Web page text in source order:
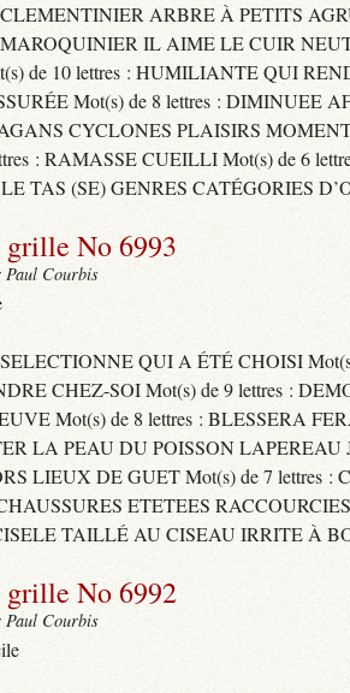
CLEMENTINIER ARBRE À PETITS
MAROQUINIER IL AIME LE CUIR
de 10 lettres : HUMILIANTE QUI
Mot(s) de 8 lettres : DIMINUEE
CYCLONES PLAISIRS
: RAMASSE CUEILLI Mot(s) de 6
TAS (SE) GENRES CATÉGORIES
No 6993
Paul Courbis
QUI A ÉTÉ CHOISI
CHEZ-SOI Mot(s) de 9 lettres :
Mot(s) de 8 lettres : BLESSERA
LA PEAU DU POISSON LAPEREAU
LIEUX DE GUET Mot(s) de 7 lettres :
ETETEES
TAILLÉ AU CISEAU IRRITE À
No 6992
Paul Courbis